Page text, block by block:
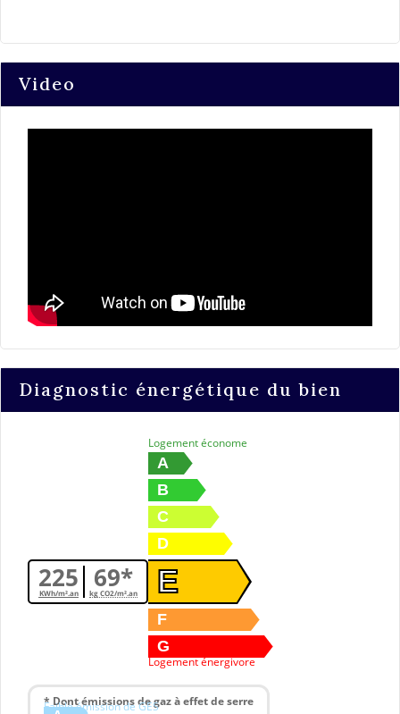
Video
Diagnostic énergétique du bien
225
KWh/m².an 69*
kg CO2/m².an
Logement économe
A
B
C
D
E
F
G
Logement énergivore
* Dont émissions de gaz à effet de serre
Faible émission de GES